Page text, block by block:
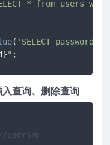
* from users
( 'SELECT
" ;
查询、删除查询
users表